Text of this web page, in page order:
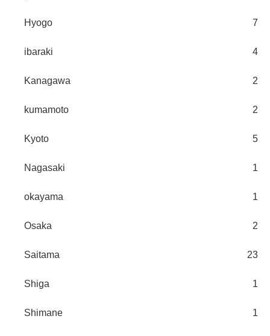
Hyogo 7
ibaraki 4
Kanagawa 2
kumamoto 2
Kyoto 5
Nagasaki 1
okayama 1
Osaka 2
Saitama 23
Shiga 1
Shimane 1